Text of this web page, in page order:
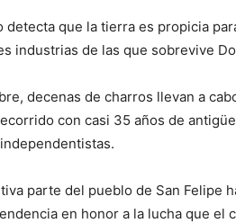
detecta que la tierra es propicia
industrias de las que sobrevive
decenas de charros llevan a
con casi 35 años de
parte del pueblo de San Felipe
en honor a la lucha que el